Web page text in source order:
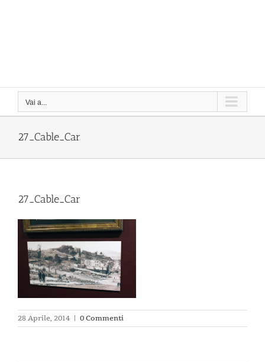
Vai a...
27_Cable_Car
27_Cable_Car
28 Aprile, 2014 | 0 Commenti